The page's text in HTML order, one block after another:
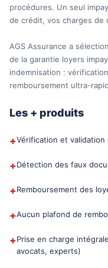
procédures. Un seul
de crédit, vos charges de
AGS Assurance a
de la garantie loyers
indemnisation :
remboursement ultra-
Les + produits
+Vérification et validation
+Détection des faux
+Remboursement des
+Aucun plafond de
+Prise en charge
avocats, experts)